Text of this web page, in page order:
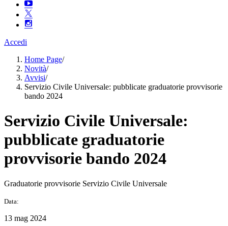
Accedi
Home Page/
Novità/
Avvisi/
Servizio Civile Universale: pubblicate graduatorie provvisorie
bando 2024
Servizio Civile Universale:
pubblicate graduatorie
provvisorie bando 2024
Graduatorie provvisorie Servizio Civile Universale
Data:
13 mag 2024